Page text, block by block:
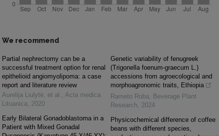
We recommend
Partial nephrectomy can be a
successful treatment option for renal
epithelioid angiomyolipoma: a case
report and literature review
Aurelija Liulytė, et al. , Acta medica
Lituanica, 2020
Early Bilateral Gonadoblastoma in a
Patient with Mixed Gonadal
Genetic variability of fenugreek
(Trigonella foenum-graecum L.)
accessions from agroecological and
morphoagronomic traits, Ethiopia
Rameto Roba, Beverage Plant
Research, 2024
Physicochemical difference of coffee
beans with different species,